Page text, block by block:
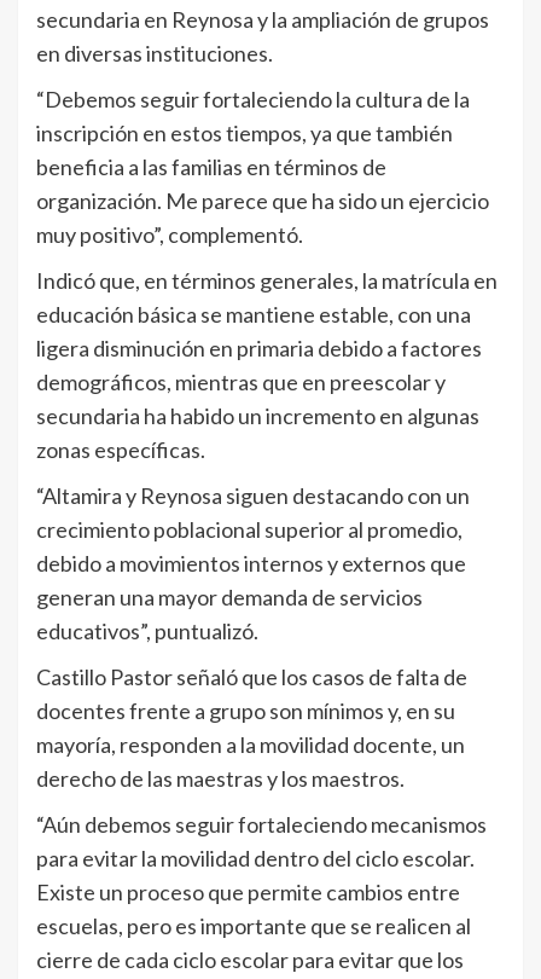
secundaria en Reynosa y la ampliación de grupos
en diversas instituciones.
“Debemos seguir fortaleciendo la cultura de la
inscripción en estos tiempos, ya que también
beneficia a las familias en términos de
organización. Me parece que ha sido un ejercicio
muy positivo”, complementó.
Indicó que, en términos generales, la matrícula en
educación básica se mantiene estable, con una
ligera disminución en primaria debido a factores
demográficos, mientras que en preescolar y
secundaria ha habido un incremento en algunas
zonas específicas.
“Altamira y Reynosa siguen destacando con un
crecimiento poblacional superior al promedio,
debido a movimientos internos y externos que
generan una mayor demanda de servicios
educativos”, puntualizó.
Castillo Pastor señaló que los casos de falta de
docentes frente a grupo son mínimos y, en su
mayoría, responden a la movilidad docente, un
derecho de las maestras y los maestros.
“Aún debemos seguir fortaleciendo mecanismos
para evitar la movilidad dentro del ciclo escolar.
Existe un proceso que permite cambios entre
escuelas, pero es importante que se realicen al
cierre de cada ciclo escolar para evitar que los